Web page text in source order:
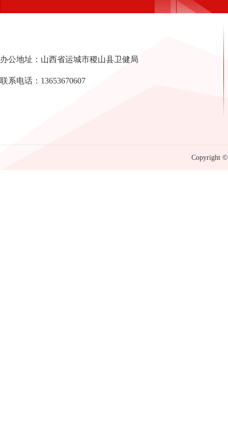
办公地址：山西省运城市稷山县卫健局
联系电话：13653670607
Copyright